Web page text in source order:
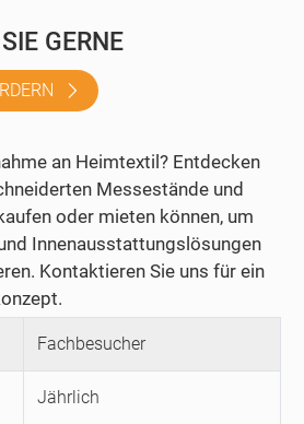
GERNE
an Heimtextil? Entdecken
Messestände und
oder mieten können, um
Innenausstattungslösungen
Kontaktieren Sie uns für ein
Fachbesucher
Jährlich